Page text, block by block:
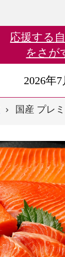
応援する
をさが
2026年7
国産 プレ